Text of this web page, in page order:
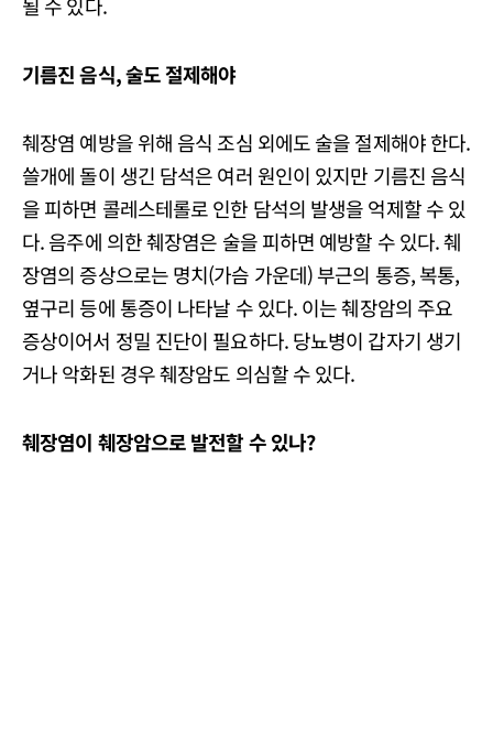
기름진 음식, 술도 절제해야
췌장염 예방을 위해 음식 조심 외에도 술을 절제해야 한다.
쓸개에 돌이 생긴 담석은 여러 원인이 있지만 기름진 음식
을 피하면 콜레스테롤로 인한 담석의 발생을 억제할 수 있
다. 음주에 의한 췌장염은 술을 피하면 예방할 수 있다. 췌
장염의 증상으로는 명치(가슴 가운데) 부근의 통증, 복통,
옆구리 등에 통증이 나타날 수 있다. 이는 췌장암의 주요
증상이어서 정밀 진단이 필요하다. 당뇨병이 갑자기 생기
거나 악화된 경우 췌장암도 의심할 수 있다.
췌장염이 췌장암으로 발전할 수 있나?